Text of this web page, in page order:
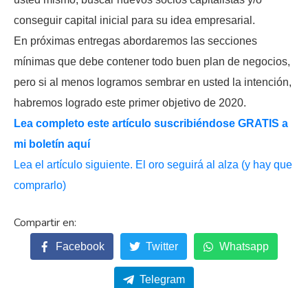
conseguir capital inicial para su idea empresarial.
En próximas entregas abordaremos las secciones
mínimas que debe contener todo buen plan de negocios,
pero si al menos logramos sembrar en usted la intención,
habremos logrado este primer objetivo de 2020.
Lea completo este artículo suscribiéndose GRATIS a
mi boletín aquí
Lea el artículo siguiente. El oro seguirá al alza (y hay que
comprarlo)
Facebook Twitter Whatsapp
Telegram